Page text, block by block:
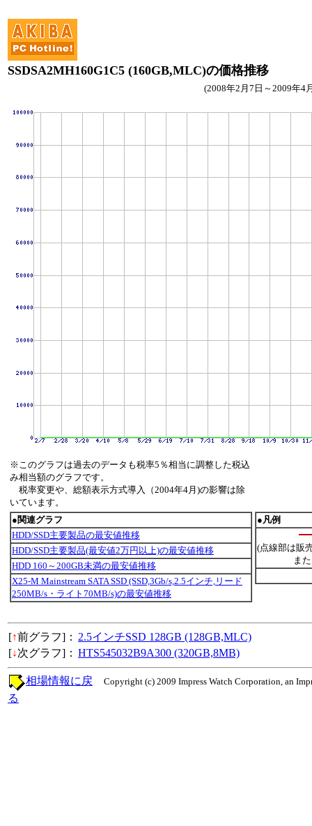
SSDSA2MH160G1C5 (160GB,MLC)の価格推移
(2008年2月7日～2009年4
※このグラフは過去のデータも税率5％相当に調整した税込
み相当額のグラフです。
税率変更や、総額表示方式導入（2004年4月)の影響は除
いています。
●関連グラフ
HDD/SSD主要製品の最安値推移
HDD/SSD主要製品(最安値2万円以上)の最安値推移
HDD 160～200GB未満の最安値推移
X25-M Mainstream SATA SSD (SSD,3Gb/s,2.5インチ,リード
250MB/s・ライト70MB/s)の最安値推移
●凡例
(点線部は販
ま
[↑前グラフ]： 2.5インチSSD 128GB (128GB,MLC)
[↓次グラフ]： HTS545032B9A300 (320GB,8MB)
Copyright (c) 2009 Impress Watch Corporation, an
相場情報に戻
る